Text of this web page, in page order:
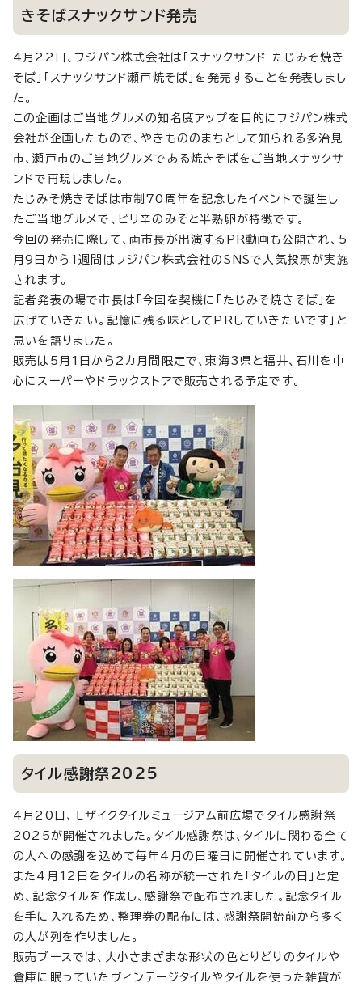
きそばスナックサンド発売
4月22日、フジパン株式会社は「スナックサンド たじみそ焼き
そば」「スナックサンド瀬戸焼そば」を発売することを発表しまし
た。
この企画はご当地グルメの知名度アップを目的にフジパン株式
会社が企画したもので、やきもののまちとして知られる多治見
市、瀬戸市のご当地グルメである焼きそばをご当地スナックサ
ンドで再現しました。
たじみそ焼きそばは市制70周年を記念したイベントで誕生し
たご当地グルメで、ピリ辛のみそと半熟卵が特徴です。
今回の発売に際して、両市長が出演するPR動画も公開され、5
月9日から1週間はフジパン株式会社のSNSで人気投票が実施
されます。
記者発表の場で市長は「今回を契機に「たじみそ焼きそば」を
広げていきたい。記憶に残る味としてPRしていきたいです」と
思いを語りました。
販売は5月1日から2カ月間限定で、東海3県と福井、石川を中
心にスーパーやドラックストアで販売される予定です。
タイル感謝祭2025
4月20日、モザイクタイルミュージアム前広場でタイル感謝祭
2025が開催されました。タイル感謝祭は、タイルに関わる全て
の人への感謝を込めて毎年4月の日曜日に開催されています。
また4月12日をタイルの名称が統一された「タイルの日」と定
め、記念タイルを作成し、感謝祭で配布されました。記念タイル
を手に入れるため、整理券の配布には、感謝祭開始前から多く
の人が列を作りました。
販売ブースでは、大小さまざまな形状の色とりどりのタイルや
倉庫に眠っていたヴィンテージタイルやタイルを使った雑貨が